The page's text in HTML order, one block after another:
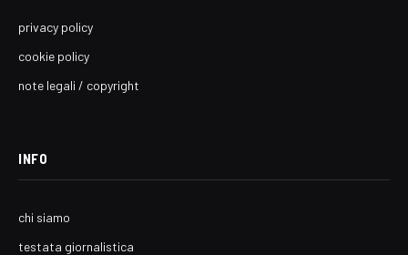
privacy policy
cookie policy
note legali / copyright
INFO
chi siamo
testata giornalistica